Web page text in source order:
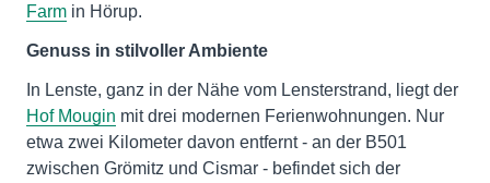
Farm in Hörup.
Genuss in stilvoller Ambiente
In Lenste, ganz in der Nähe vom Lensterstrand, liegt der
Hof Mougin mit drei modernen Ferienwohnungen. Nur
etwa zwei Kilometer davon entfernt - an der B501
zwischen Grömitz und Cismar - befindet sich der